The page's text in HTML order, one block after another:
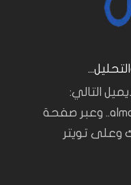
التالي:
almasalahsources@gmail.com.. وعبر صفحة
وعلى تويتر